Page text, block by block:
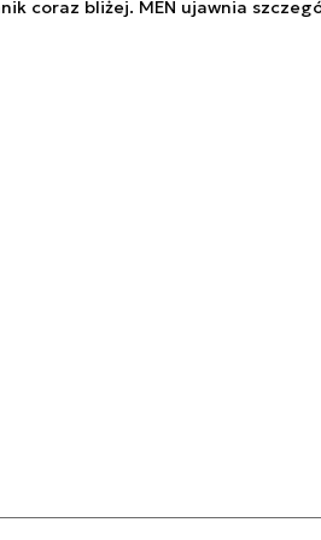
coraz bliżej. MEN ujawnia